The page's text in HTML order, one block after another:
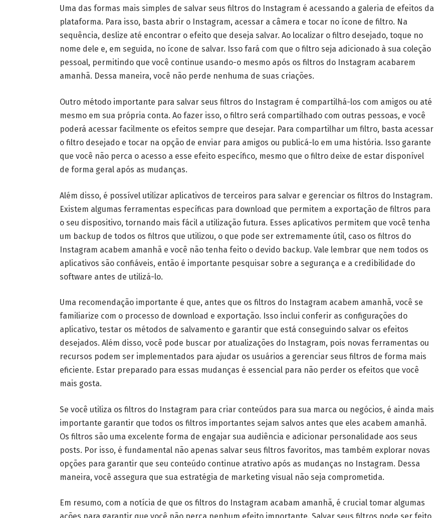
Uma das formas mais simples de salvar seus filtros do Instagram é acessando a galeria de efeitos da
plataforma. Para isso, basta abrir o Instagram, acessar a câmera e tocar no ícone de filtro. Na
sequência, deslize até encontrar o efeito que deseja salvar. Ao localizar o filtro desejado, toque no
nome dele e, em seguida, no ícone de salvar. Isso fará com que o filtro seja adicionado à sua coleção
pessoal, permitindo que você continue usando-o mesmo após os filtros do Instagram acabarem
amanhã. Dessa maneira, você não perde nenhuma de suas criações.
Outro método importante para salvar seus filtros do Instagram é compartilhá-los com amigos ou até
mesmo em sua própria conta. Ao fazer isso, o filtro será compartilhado com outras pessoas, e você
poderá acessar facilmente os efeitos sempre que desejar. Para compartilhar um filtro, basta acessar
o filtro desejado e tocar na opção de enviar para amigos ou publicá-lo em uma história. Isso garante
que você não perca o acesso a esse efeito específico, mesmo que o filtro deixe de estar disponível
de forma geral após as mudanças.
Além disso, é possível utilizar aplicativos de terceiros para salvar e gerenciar os filtros do Instagram.
Existem algumas ferramentas específicas para download que permitem a exportação de filtros para
o seu dispositivo, tornando mais fácil a utilização futura. Esses aplicativos permitem que você tenha
um backup de todos os filtros que utilizou, o que pode ser extremamente útil, caso os filtros do
Instagram acabem amanhã e você não tenha feito o devido backup. Vale lembrar que nem todos os
aplicativos são confiáveis, então é importante pesquisar sobre a segurança e a credibilidade do
software antes de utilizá-lo.
Uma recomendação importante é que, antes que os filtros do Instagram acabem amanhã, você se
familiarize com o processo de download e exportação. Isso inclui conferir as configurações do
aplicativo, testar os métodos de salvamento e garantir que está conseguindo salvar os efeitos
desejados. Além disso, você pode buscar por atualizações do Instagram, pois novas ferramentas ou
recursos podem ser implementados para ajudar os usuários a gerenciar seus filtros de forma mais
eficiente. Estar preparado para essas mudanças é essencial para não perder os efeitos que você
mais gosta.
Se você utiliza os filtros do Instagram para criar conteúdos para sua marca ou negócios, é ainda mais
importante garantir que todos os filtros importantes sejam salvos antes que eles acabem amanhã.
Os filtros são uma excelente forma de engajar sua audiência e adicionar personalidade aos seus
posts. Por isso, é fundamental não apenas salvar seus filtros favoritos, mas também explorar novas
opções para garantir que seu conteúdo continue atrativo após as mudanças no Instagram. Dessa
maneira, você assegura que sua estratégia de marketing visual não seja comprometida.
Em resumo, com a notícia de que os filtros do Instagram acabam amanhã, é crucial tomar algumas